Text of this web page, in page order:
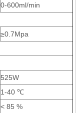
0-600ml/min
≥0.7Mpa
525W
1-40 ℃
< 85 %